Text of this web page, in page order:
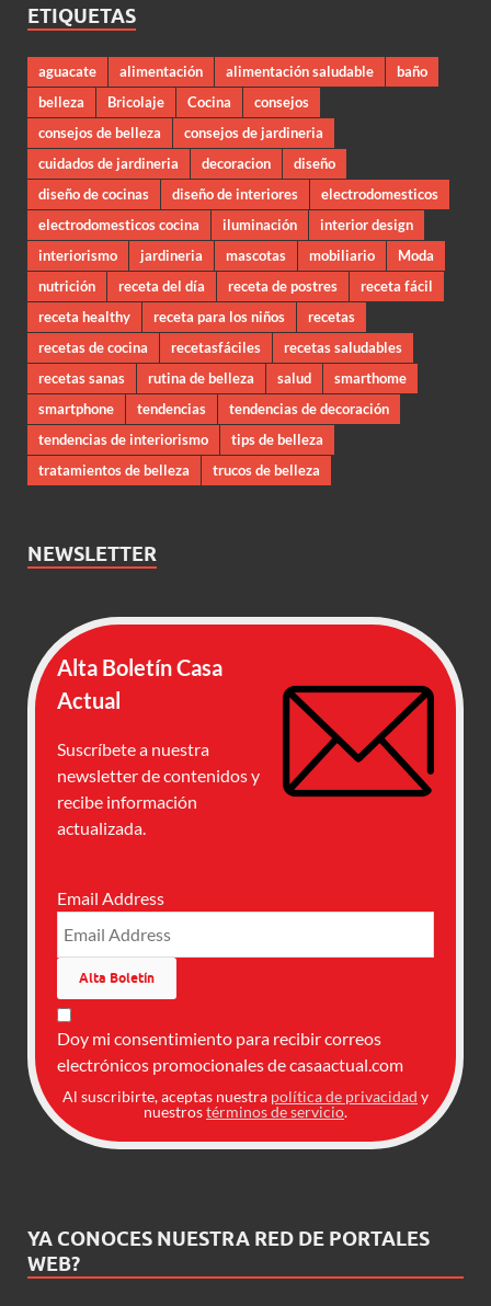
ETIQUETAS
aguacate alimentación alimentación saludable
baño
belleza
Bricolaje Cocina
consejos
consejos de belleza
consejos de jardineria
cuidados de jardineria
decoracion
diseño
diseño de cocinas
diseño de interiores
electrodomesticos
electrodomesticos cocina
iluminación
interior design
interiorismo
jardineria mascotas mobiliario
Moda
nutrición
receta del día receta de postres
receta fácil
receta healthy
receta para los niños
recetas
recetas de cocina
recetasfáciles
recetas saludables
recetas sanas
rutina de belleza salud
smarthome
smartphone
tendencias
tendencias de decoración
tendencias de interiorismo
tips de belleza
tratamientos de belleza
trucos de belleza
NEWSLETTER
Alta Boletín Casa
Actual
Suscríbete a nuestra
newsletter de contenidos y
recibe información
actualizada.
Email Address
Doy mi consentimiento para recibir correos
electrónicos promocionales de casaactual.com
Al suscribirte, aceptas nuestra política de privacidad y
nuestrostérminos de servicio.
YA CONOCES NUESTRA RED DE PORTALES
WEB?